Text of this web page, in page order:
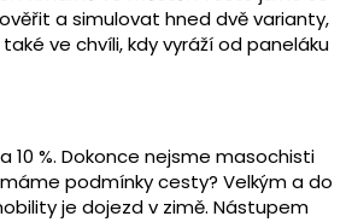
a simulovat hned dvě varianty,
ve chvíli, kdy vyráží od paneláku
%. Dokonce nejsme masochisti
podmínky cesty? Velkým a do
je dojezd v zimě. Nástupem